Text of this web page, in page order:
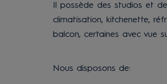
Il possède des studios et
climatisation, kitchenette,
balcon, certaines avec vue
Nous disposons de: